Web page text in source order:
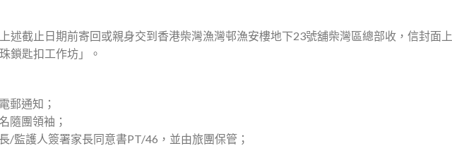
述截止日期前寄回或親身交到香港柴灣漁灣邨漁安樓地下23號舖柴灣區總部收，信封面上
鎖匙扣工作坊」。
郵通知；
隨團領袖；
/監護人簽署家長同意書PT/46，並由旅團保管；